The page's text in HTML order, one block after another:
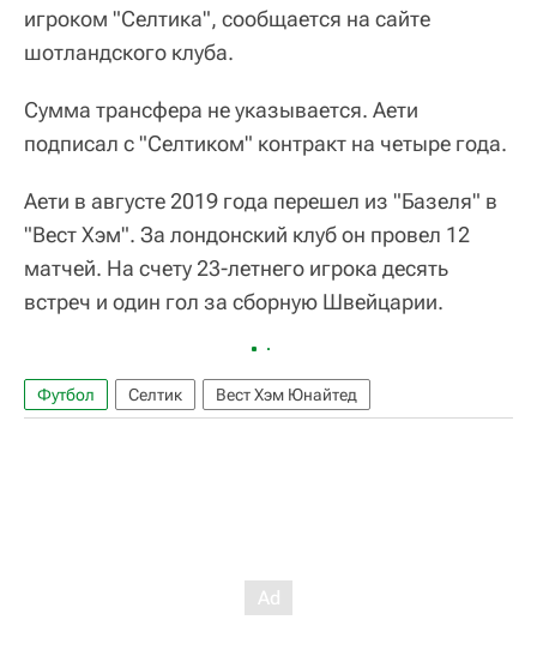
игроком "Селтика", сообщается на сайте
шотландского клуба.
Сумма трансфера не указывается. Аети
подписал с "Селтиком" контракт на четыре года.
Аети в августе 2019 года перешел из "Базеля" в
"Вест Хэм". За лондонский клуб он провел 12
матчей. На счету 23-летнего игрока десять
встреч и один гол за сборную Швейцарии.
Футбол Селтик Вест Хэм Юнайтед